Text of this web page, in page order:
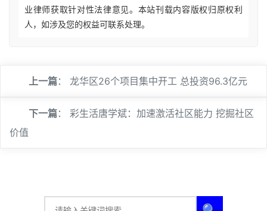
业律师获取针对性法律意见。本站刊载内容版权归原权利
人，如涉及您的权益可联系处理。
上一篇： 龙华区26个项目集中开工 总投资96.3亿元
下一篇： 彩生活唐学斌：加速激活社区能力 挖掘社区
价值